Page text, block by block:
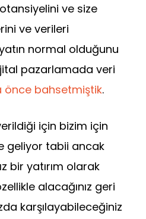
ve size
ve verileri
normal olduğunu
pazarlamada veri
önce bahsetmiştik.
için bizim için
geliyor tabii ancak
bir yatırım olarak
alacağınız geri
karşılayabileceğiniz